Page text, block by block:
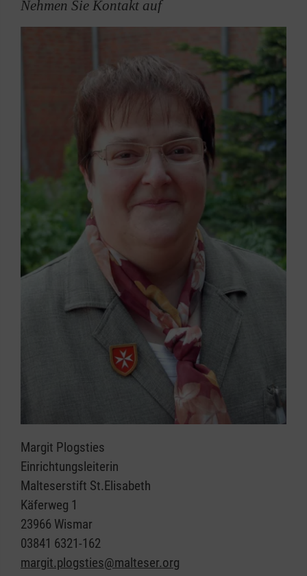
Nehmen Sie Kontakt auf
Margit Plogsties
Einrichtungsleiterin
Malteserstift St.Elisabeth
Käferweg 1
23966 Wismar
03841 6321-162
margit.plogsties@malteser.org